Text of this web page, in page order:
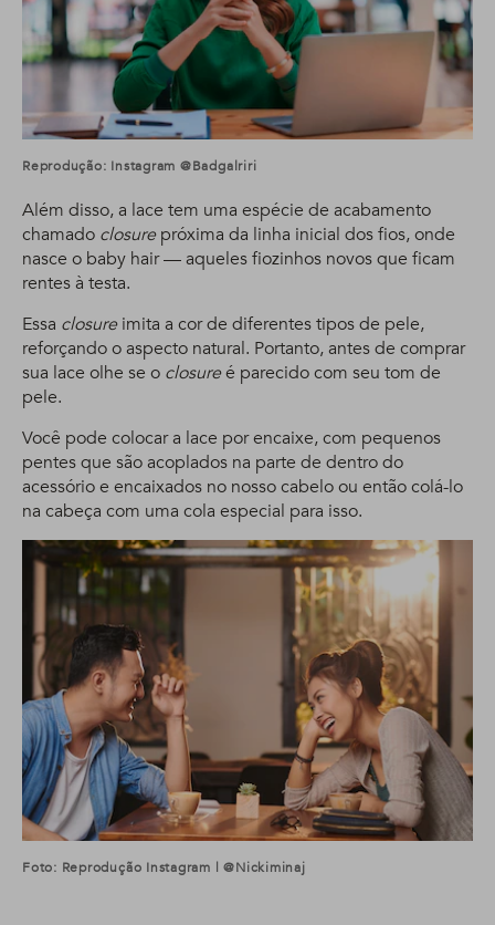
Reprodução: Instagram @badgalriri
Além disso, a lace tem uma espécie de acabamento
chamado closurepróxima da linha inicial dos fios, onde
nasce o baby hair — aqueles fiozinhos novos que ficam
rentes à testa.
Essa closureimita a cor de diferentes tipos de pele,
reforçando o aspecto natural. Portanto, antes de comprar
sua lace olhe se o closureé parecido com seu tom de
pele.
Você pode colocar a lace por encaixe, com pequenos
pentes que são acoplados na parte de dentro do
acessório e encaixados no nosso cabelo ou então colá-lo
na cabeça com uma cola especial para isso.
Foto: Reprodução Instagram | @nickiminaj